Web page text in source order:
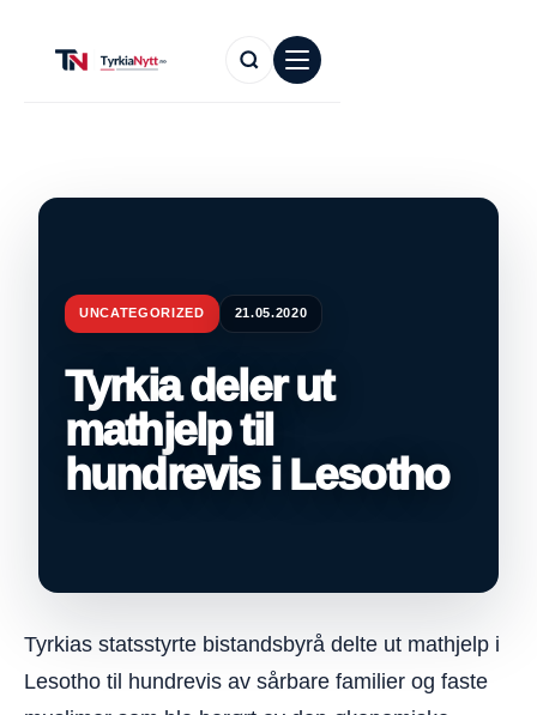
UNCATEGORIZED 21.05.2020
Tyrkia deler ut
mathjelp til
hundrevis i Lesotho
Tyrkias statsstyrte bistandsbyrå delte ut mathjelp i
Lesotho til hundrevis av sårbare familier og faste